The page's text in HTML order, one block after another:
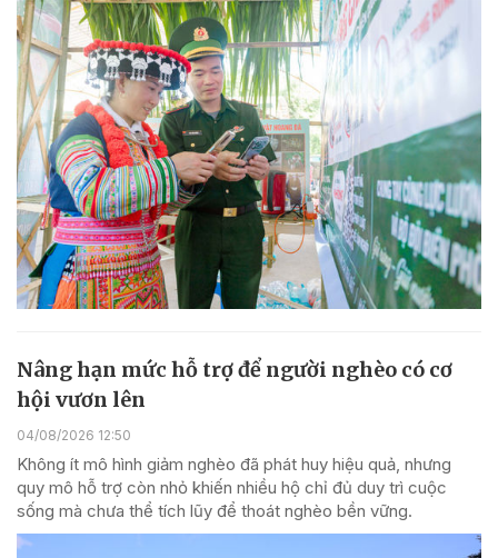
Nâng hạn mức hỗ trợ để người nghèo có cơ
hội vươn lên
04/08/2026 12:50
Không ít mô hình giảm nghèo đã phát huy hiệu quả, nhưng
quy mô hỗ trợ còn nhỏ khiến nhiều hộ chỉ đủ duy trì cuộc
sống mà chưa thể tích lũy để thoát nghèo bền vững.